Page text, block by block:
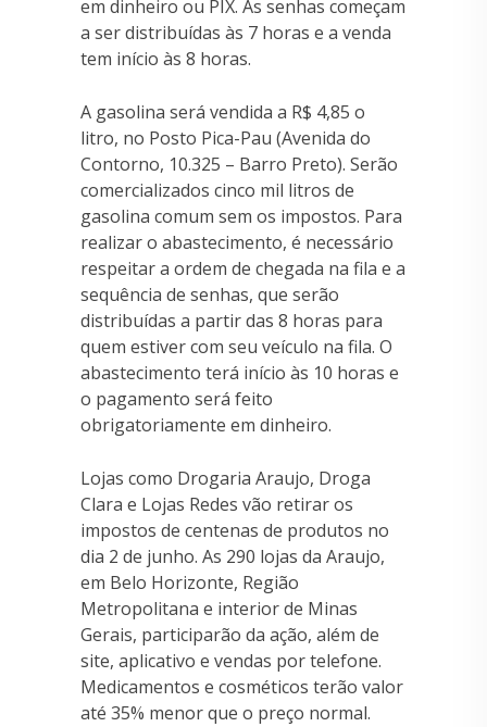
em dinheiro ou PIX. As senhas começam
a ser distribuídas às 7 horas e a venda
tem início às 8 horas.
A gasolina será vendida a R$ 4,85 o
litro, no Posto Pica-Pau (Avenida do
Contorno, 10.325 – Barro Preto). Serão
comercializados cinco mil litros de
gasolina comum sem os impostos. Para
realizar o abastecimento, é necessário
respeitar a ordem de chegada na fila e a
sequência de senhas, que serão
distribuídas a partir das 8 horas para
quem estiver com seu veículo na fila. O
abastecimento terá início às 10 horas e
o pagamento será feito
obrigatoriamente em dinheiro.
Lojas como Drogaria Araujo, Droga
Clara e Lojas Redes vão retirar os
impostos de centenas de produtos no
dia 2 de junho. As 290 lojas da Araujo,
em Belo Horizonte, Região
Metropolitana e interior de Minas
Gerais, participarão da ação, além de
site, aplicativo e vendas por telefone.
Medicamentos e cosméticos terão valor
até 35% menor que o preço normal.